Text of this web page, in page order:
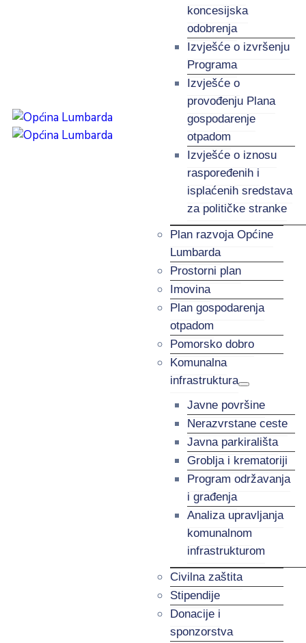
koncesijska
odobrenja
Izvješće o izvršenju
Programa
Izvješće o
provođenju Plana
gospodarenje
otpadom
Izvješće o iznosu
raspoređenih i
isplaćenih sredstava
za političke stranke
Plan razvoja Općine
Lumbarda
Prostorni plan
Imovina
Plan gospodarenja
otpadom
Pomorsko dobro
Komunalna
infrastruktura
Javne površine
Nerazvrstane ceste
Javna parkirališta
Groblja i krematoriji
Program održavanja
i građenja
Analiza upravljanja
komunalnom
infrastrukturom
Civilna zaštita
Stipendije
Donacije i
sponzorstva